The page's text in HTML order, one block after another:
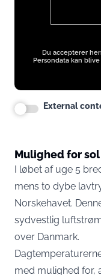
Du accepterer
Persondata kan
External
Mulighed for sol
I løbet af uge 5
mens to dybe
Norskehavet.
sydvestlig
over Danmark.
med mulighed for,